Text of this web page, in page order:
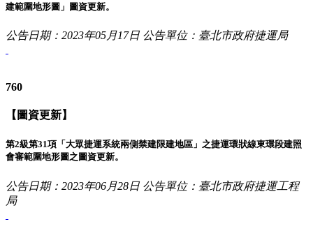
建範圍地形圖」圖資更新。
公告日期：2023年05月17日 公告單位：臺北市政府捷運局
760
【圖資更新】
第2級第31項「大眾捷運系統兩側禁建限建地區」之捷運環狀線東環段建照
會審範圍地形圖之圖資更新。
公告日期：2023年06月28日 公告單位：臺北市政府捷運工程
局